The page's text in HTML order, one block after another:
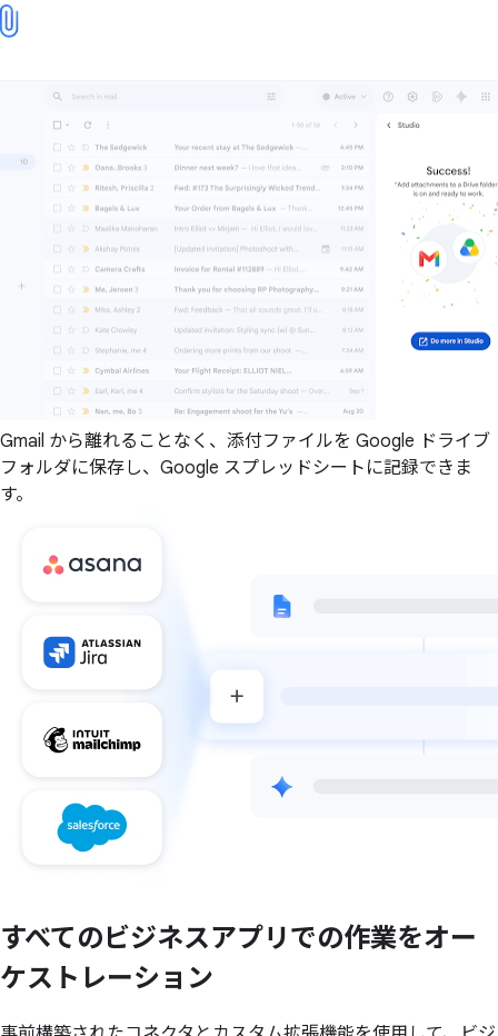
Gmail から離れることなく、添付ファイルを Google ドライブ
フォルダに保存し、Google スプレッドシートに記録できま
す。
すべてのビジネスアプリでの作業をオー
ケストレーション